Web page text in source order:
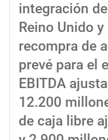
integración
Reino Unido
recompra de
prevé para el
EBITDA
12.200
de caja libre